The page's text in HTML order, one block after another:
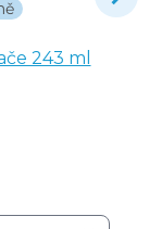
243 ml